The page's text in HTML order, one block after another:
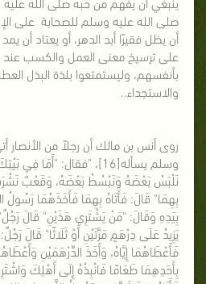
صلى الله عليه وسلم للصحابة على
أن يظل فقيرًا أبد الدهر، أو يعتاد أن
على ترسيخ معنى العمل والكسب عند
بأنفسهم، وليستمتعوا بلذة البذل
والاستجداء..
روى أنس بن مالك أن رجلاً من الأنصار
وسلم يسأله[16]، "فقال:
نَلْبَسُ بَعْضَهُ وَنَبْسُطُ بَعْضَهُ، وَقَعْبٌ نَشْرَبُ
بِهِمَا" قَالَ: فَأَتَاهُ بِهِمَا فَأَخَذَهُمَا رَسُولُ
بِيَدِهِ وَقَالَ: "مَنْ يَشْتَرِي هَذَيْنِ" قَالَ
يَزِيدُ عَلَى دِرْهَمٍ مَرَّتَيْنِ أَوْ ثَلَاثًا" قَالَ
فَأَعْطَاهُمَا إِيَّاهُ، وَأَخَذَ الدِّرْهَمَيْنِ
بِأَحَدِهِمَا طَعَامًا فَانْبِذْهُ إِلَى أَهْلِكَ